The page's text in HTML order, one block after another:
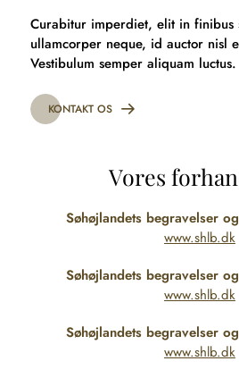
Curabitur imperdiet, elit in finibus
ullamcorper neque, id auctor nisl
Vestibulum semper aliquam luctus.
KONTAKT OS
Vores
Søhøjlandets begravelser
www.shlb.dk
Søhøjlandets begravelser
www.shlb.dk
Søhøjlandets begravelser
www.shlb.dk